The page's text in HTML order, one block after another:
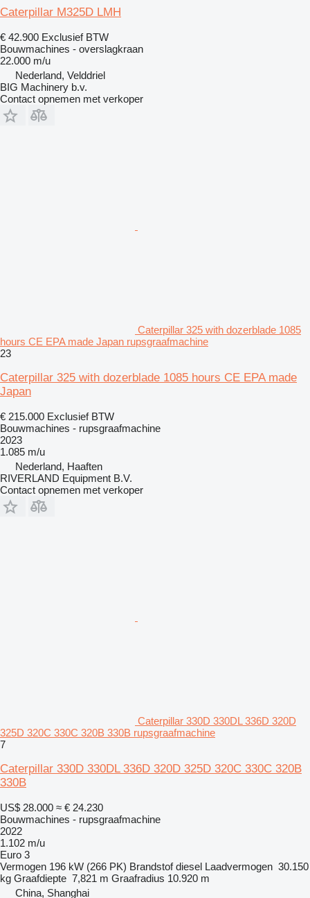
Caterpillar M325D LMH
€ 42.900 Exclusief BTW
Bouwmachines - overslagkraan
22.000 m/u
Nederland, Velddriel
BIG Machinery b.v.
Contact opnemen met verkoper
Caterpillar 325 with dozerblade 1085
hours CE EPA made Japan rupsgraafmachine
23
Caterpillar 325 with dozerblade 1085 hours CE EPA made
Japan
€ 215.000 Exclusief BTW
Bouwmachines - rupsgraafmachine
2023
1.085 m/u
Nederland, Haaften
RIVERLAND Equipment B.V.
Contact opnemen met verkoper
Caterpillar 330D 330DL 336D 320D
325D 320C 330C 320B 330B rupsgraafmachine
7
Caterpillar 330D 330DL 336D 320D 325D 320C 330C 320B
330B
US$ 28.000 ≈ € 24.230
Bouwmachines - rupsgraafmachine
2022
1.102 m/u
Euro 3
Vermogen 196 kW (266 PK) Brandstof diesel Laadvermogen 30.150
kg Graafdiepte 7,821 m Graafradius 10.920 m
China, Shanghai